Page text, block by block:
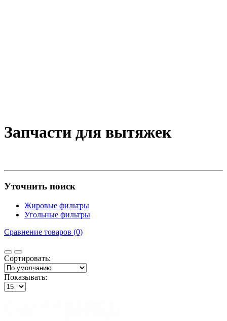
Запчасти для вытяжек
Уточнить поиск
Жировые фильтры
Угольные фильтры
Сравнение товаров (0)
Сортировать:
Показывать: